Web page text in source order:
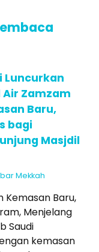
Luncurkan
Air Zamzam
Baru,
bagi
Masjdil
Mekkah
Kemasan Baru,
Menjelang
Saudi
kemasan